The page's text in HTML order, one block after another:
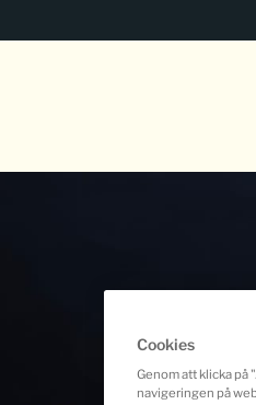
Cookies
Genom att klicka på
navigeringen på